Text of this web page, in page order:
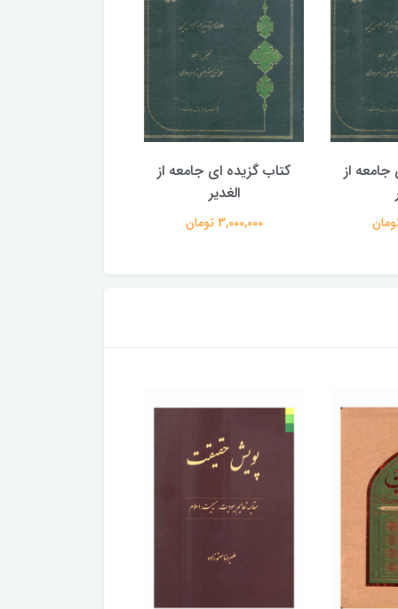
از
کتاب گزیده ای جامعه از
الغدیر
3,000,000 تومان